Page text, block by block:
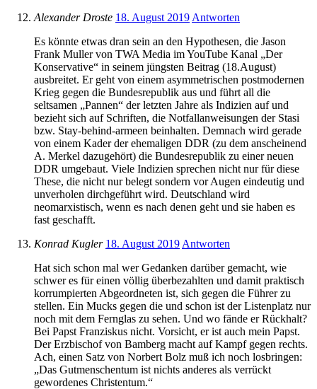
Alexander Droste 18. August 2019 Antworten
Es könnte etwas dran sein an den Hypothesen, die Jason
Frank Muller von TWA Media im YouTube Kanal „Der
Konservative“ in seinem jüngsten Beitrag (18.August)
ausbreitet. Er geht von einem asymmetrischen postmodernen
Krieg gegen die Bundesrepublik aus und führt all die
seltsamen „Pannen“ der letzten Jahre als Indizien auf und
bezieht sich auf Schriften, die Notfallanweisungen der Stasi
bzw. Stay-behind-armeen beinhalten. Demnach wird gerade
von einem Kader der ehemaligen DDR (zu dem anscheinend
A. Merkel dazugehört) die Bundesrepublik zu einer neuen
DDR umgebaut. Viele Indizien sprechen nicht nur für diese
These, die nicht nur belegt sondern vor Augen eindeutig und
unverholen dirchgeführt wird. Deutschland wird
neomarxistisch, wenn es nach denen geht und sie haben es
fast geschafft.
Konrad Kugler 18. August 2019 Antworten
Hat sich schon mal wer Gedanken darüber gemacht, wie
schwer es für einen völlig überbezahlten und damit praktisch
korrumpierten Abgeordneten ist, sich gegen die Führer zu
stellen. Ein Mucks gegen die und schon ist der Listenplatz nur
noch mit dem Fernglas zu sehen. Und wo fände er Rückhalt?
Bei Papst Franziskus nicht. Vorsicht, er ist auch mein Papst.
Der Erzbischof von Bamberg macht auf Kampf gegen rechts.
Ach, einen Satz von Norbert Bolz muß ich noch losbringen:
„Das Gutmenschentum ist nichts anderes als verrückt
gewordenes Christentum.“